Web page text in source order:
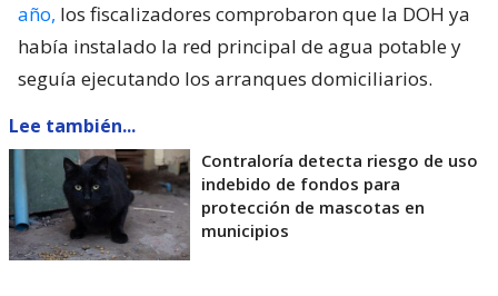
año, los fiscalizadores comprobaron que la DOH ya
había instalado la red principal de agua potable y
seguía ejecutando los arranques domiciliarios.
Lee también...
Contraloría detecta riesgo de uso
indebido de fondos para
protección de mascotas en
municipios